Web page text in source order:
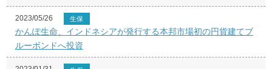
2023/05/26 生保
かんぽ生命、インドネシアが発行する本邦市場初の円貨建てブ
ルーボンドへ投資